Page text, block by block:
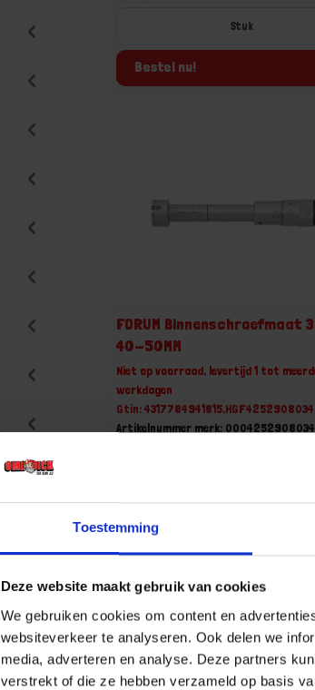
Toestemming
Deze website maakt gebruik van cookies
We gebruiken cookies om content en
websiteverkeer te analyseren. Ook delen we
media, adverteren en analyse. Deze partners
verstrekt of die ze hebben verzameld op basis
Stuk
Bestel nu!
FORUM Binnenschroefmaat
40-50MM
Niet op voorraad, levertijd 1 tot
werkdagen
Gtin: 4317784941815,HGF4252908034
Artikelnummer merk: 0004252908034
-
Stuk
Bestel nu!